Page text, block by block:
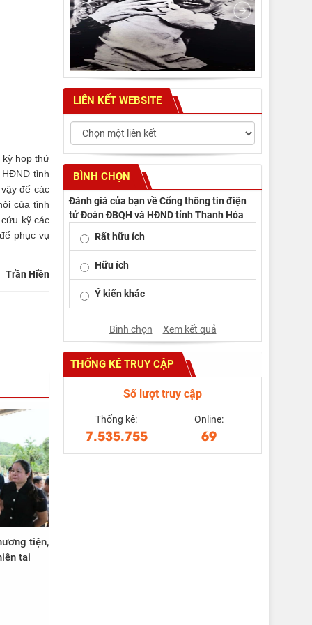
kỳ họp thứ
tỉnh
để các
của tỉnh
kỹ các
phục vụ
Trần Hiền
tiện,
tai
LIÊN KẾT WEBSITE
BÌNH CHỌN
Đánh giá của bạn về Cổng thông tin điện
tử Đoàn ĐBQH và HĐND tỉnh Thanh Hóa
Rất hữu ích
Hữu ích
Ý kiến khác
Bình chọn Xem kết quả
THỐNG KÊ TRUY CẬP
Số lượt truy cập
Thống kê:
7.535.755
Online:
69